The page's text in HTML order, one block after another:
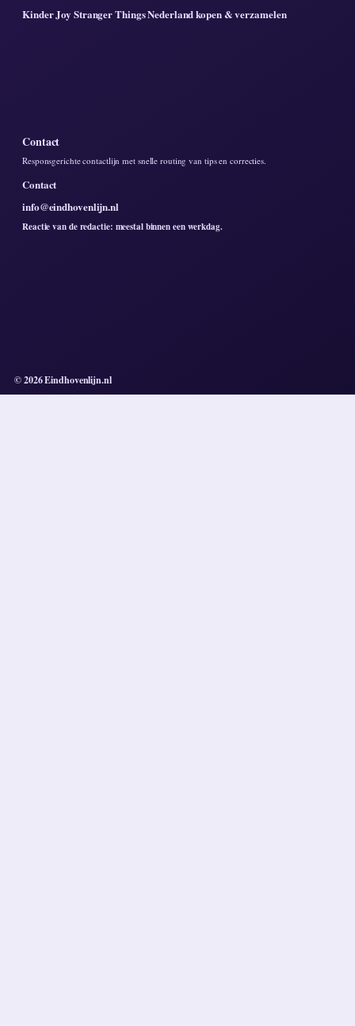
Kinder Joy Stranger Things Nederland kopen & verzamelen
Contact
Responsgerichte contactlijn met snelle routing van tips en correcties.
Contact
info@eindhovenlijn.nl
Reactie van de redactie: meestal binnen een werkdag.
© 2026 Eindhovenlijn.nl